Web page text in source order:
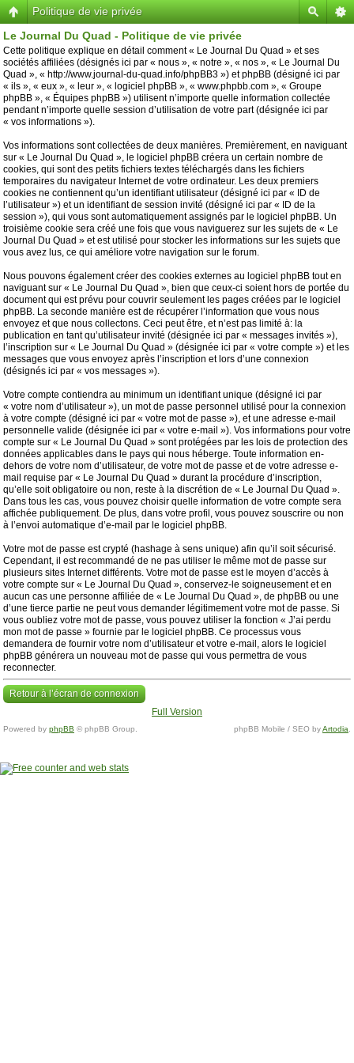
Politique de vie privée
Le Journal Du Quad - Politique de vie privée
Cette politique explique en détail comment « Le Journal Du Quad » et ses
sociétés affiliées (désignés ici par « nous », « notre », « nos », « Le Journal Du
Quad », « http://www.journal-du-quad.info/phpBB3 ») et phpBB (désigné ici par
« ils », « eux », « leur », « logiciel phpBB », « www.phpbb.com », « Groupe
phpBB », « Équipes phpBB ») utilisent n’importe quelle information collectée
pendant n’importe quelle session d’utilisation de votre part (désignée ici par
« vos informations »).
Vos informations sont collectées de deux manières. Premièrement, en naviguant
sur « Le Journal Du Quad », le logiciel phpBB créera un certain nombre de
cookies, qui sont des petits fichiers textes téléchargés dans les fichiers
temporaires du navigateur Internet de votre ordinateur. Les deux premiers
cookies ne contiennent qu’un identifiant utilisateur (désigné ici par « ID de
l’utilisateur ») et un identifiant de session invité (désigné ici par « ID de la
session »), qui vous sont automatiquement assignés par le logiciel phpBB. Un
troisième cookie sera créé une fois que vous naviguerez sur les sujets de « Le
Journal Du Quad » et est utilisé pour stocker les informations sur les sujets que
vous avez lus, ce qui améliore votre navigation sur le forum.
Nous pouvons également créer des cookies externes au logiciel phpBB tout en
naviguant sur « Le Journal Du Quad », bien que ceux-ci soient hors de portée du
document qui est prévu pour couvrir seulement les pages créées par le logiciel
phpBB. La seconde manière est de récupérer l’information que vous nous
envoyez et que nous collectons. Ceci peut être, et n’est pas limité à: la
publication en tant qu’utilisateur invité (désignée ici par « messages invités »),
l’inscription sur « Le Journal Du Quad » (désignée ici par « votre compte ») et les
messages que vous envoyez après l’inscription et lors d’une connexion
(désignés ici par « vos messages »).
Votre compte contiendra au minimum un identifiant unique (désigné ici par
« votre nom d’utilisateur »), un mot de passe personnel utilisé pour la connexion
à votre compte (désigné ici par « votre mot de passe »), et une adresse e-mail
personnelle valide (désignée ici par « votre e-mail »). Vos informations pour votre
compte sur « Le Journal Du Quad » sont protégées par les lois de protection des
données applicables dans le pays qui nous héberge. Toute information en-
dehors de votre nom d’utilisateur, de votre mot de passe et de votre adresse e-
mail requise par « Le Journal Du Quad » durant la procédure d’inscription,
qu’elle soit obligatoire ou non, reste à la discrétion de « Le Journal Du Quad ».
Dans tous les cas, vous pouvez choisir quelle information de votre compte sera
affichée publiquement. De plus, dans votre profil, vous pouvez souscrire ou non
à l’envoi automatique d’e-mail par le logiciel phpBB.
Votre mot de passe est crypté (hashage à sens unique) afin qu’il soit sécurisé.
Cependant, il est recommandé de ne pas utiliser le même mot de passe sur
plusieurs sites Internet différents. Votre mot de passe est le moyen d’accès à
votre compte sur « Le Journal Du Quad », conservez-le soigneusement et en
aucun cas une personne affiliée de « Le Journal Du Quad », de phpBB ou une
d’une tierce partie ne peut vous demander légitimement votre mot de passe. Si
vous oubliez votre mot de passe, vous pouvez utiliser la fonction « J’ai perdu
mon mot de passe » fournie par le logiciel phpBB. Ce processus vous
demandera de fournir votre nom d’utilisateur et votre e-mail, alors le logiciel
phpBB générera un nouveau mot de passe qui vous permettra de vous
reconnecter.
Retour à l’écran de connexion
Full Version
Powered by phpBB © phpBB Group. phpBB Mobile / SEO byArtodia